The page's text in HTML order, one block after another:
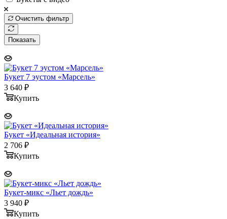
Очистить фильтр
Показать
Букет 7 эустом «Марсель»
3 640 ₽
Купить
Букет «Идеальная история»
2 706 ₽
Купить
Букет-микс «Льет дождь»
3 940 ₽
Купить